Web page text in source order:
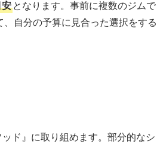
となります。事前に複数のジムで
自分の予算に見合った選択をする
ド』に取り組めます。部分的なシ